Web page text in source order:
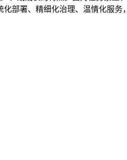
部署、精细化治理、温情化服务